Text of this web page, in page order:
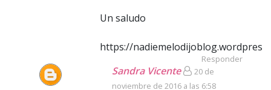
Un saludo
https://
Responder
Sandra Vicente
20 de
noviembre de 2016 a las 6:58